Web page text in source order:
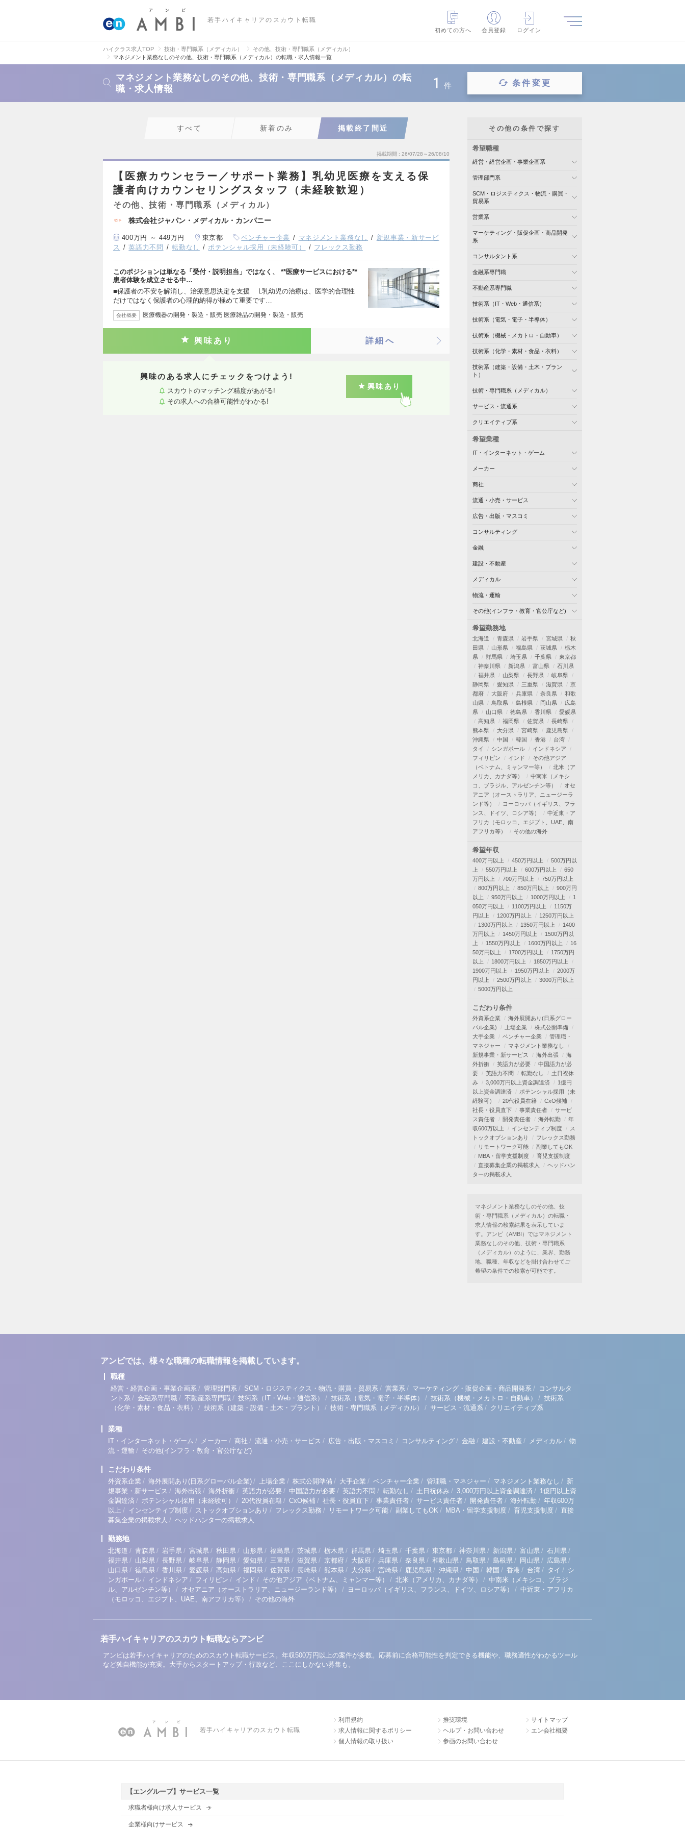
若手ハイキャリアのスカウト転職
初めての方へ
会員登録 ログイン
ハイクラス求人TOP 技術・専門職系（メディカル）
その他、技術・専門職系（メディカル）
マネジメント業務なしのその他、技術・専門職系（メディカル）の転職・求人情報一覧
マネジメント業務なしのその他、技術・専門職系（メディカル）の転
職・求人情報
1 件 条件変更
すべて 新着のみ 掲載終了間近
掲載期間 26/07/28～26/08/10
【医療カウンセラー／サポート業務】乳幼児医療を支える保
護者向けカウンセリングスタッフ（未経験歓迎）
その他、技術・専門職系（メディカル）
株式会社ジャパン・メディカル・カンパニー
400万円 ～ 449万円 東京都 ベンチャー企業 マネジメント業務なし
新規事業・新サービ
ス
英語力不問 転勤なし ポテンシャル採用（未経験可） フレックス勤務
このポジションは単なる「受付・説明担当」ではなく、 **医療サービスにおける**
患者体験を成立させる中…
■保護者の不安を解消し、治療意思決定を支援 L乳幼児の治療は、医学的合理性
だけではなく保護者の心理的納得が極めて重要です…
会社概要 医療機器の開発・製造・販売 医療雑品の開発・製造・販売
興味あり 詳細へ
興味のある求人にチェックをつけよう!
スカウトのマッチング精度があがる!
その求人への合格可能性がわかる!
興味あり
その他の条件で探す
希望職種
経営・経営企画・事業企画系
管理部門系
SCM・ロジスティクス・物流・購買・
貿易系
営業系
マーケティング・販促企画・商品開発
系
コンサルタント系
金融系専門職
不動産系専門職
技術系（IT・Web・通信系）
技術系（電気・電子・半導体）
技術系（機械・メカトロ・自動車）
技術系（化学・素材・食品・衣料）
技術系（建築・設備・土木・プラン
ト）
技術・専門職系（メディカル）
サービス・流通系
クリエイティブ系
希望業種
IT・インターネット・ゲーム
メーカー
商社
流通・小売・サービス
広告・出版・マスコミ
コンサルティング
金融
建設・不動産
メディカル
物流・運輸
その他(インフラ・教育・官公庁など)
希望勤務地
北海道 青森県 岩手県 宮城県
秋
田県
山形県 福島県 茨城県
栃木
県
群馬県 埼玉県 千葉県
東京都
神奈川県
新潟県 富山県
石川県
福井県
山梨県 長野県
岐阜県
静岡県
愛知県 三重県 滋賀県
京
都府
大阪府 兵庫県 奈良県
和歌
山県
鳥取県 島根県 岡山県
広島
県
山口県 徳島県 香川県
愛媛県
高知県
福岡県 佐賀県
長崎県
熊本県
大分県 宮崎県
鹿児島県
沖縄県
中国 韓国 香港
台湾
タイ
シンガポール
インドネシア
フィリピン
インド
その他アジア
（ベトナム、ミャンマー等）
北米（ア
メリカ、カナダ等）
中南米（メキシ
コ、ブラジル、アルゼンチン等）
オセ
アニア（オーストラリア、ニュージーラ
ンド等）
ヨーロッパ（イギリス、フラ
ンス、ドイツ、ロシア等）
中近東・ア
フリカ（モロッコ、エジプト、UAE、南
アフリカ等）
その他の海外
希望年収
400万円以上 450万円以上
500万円以
上
550万円以上 600万円以上
650
万円以上
700万円以上
750万円以上
800万円以上
850万円以上
900万円
以上
950万円以上 1000万円以上
1
050万円以上
1100万円以上
1150万
円以上
1200万円以上
1250万円以上
1300万円以上
1350万円以上
1400
万円以上
1450万円以上
1500万円以
上
1550万円以上 1600万円以上
16
50万円以上
1700万円以上
1750万円
以上
1800万円以上
1850万円以上
1900万円以上
1950万円以上
2000万
円以上
2500万円以上
3000万円以上
5000万円以上
こだわり条件
外資系企業
海外展開あり(日系グロー
バル企業)
上場企業
株式公開準備
大手企業
ベンチャー企業
管理職・
マネジャー
マネジメント業務なし
新規事業・新サービス
海外出張
海
外折衝
英語力が必要
中国語力が必
要
英語力不問 転勤なし
土日祝休
み
3,000万円以上資金調達済
1億円
以上資金調達済
ポテンシャル採用（未
経験可）
20代役員在籍
CxO候補
社長・役員直下
事業責任者
サービ
ス責任者
開発責任者 海外転勤
年
収600万以上
インセンティブ制度
ス
トックオプションあり
フレックス勤務
リモートワーク可能
副業してもOK
MBA・留学支援制度
育児支援制度
直接募集企業の掲載求人
ヘッドハン
ターの掲載求人
マネジメント業務なしのその他、技
術・専門職系（メディカル）の転職・
求人情報の検索結果を表示していま
す。アンビ（AMBI）ではマネジメント
業務なしのその他、技術・専門職系
（メディカル）のように、業界、勤務
地、職種、年収などを掛け合わせてご
希望の条件での検索が可能です。
アンビでは、様々な職種の転職情報を掲載しています。
職種
経営・経営企画・事業企画系 / 管理部門系 / SCM・ロジスティクス・物流・購買・貿易系 / 営業系 / マーケティング・販促企画・商品開発系 / コンサルタ
ント系 / 金融系専門職 / 不動産系専門職 / 技術系（IT・Web・通信系） / 技術系（電気・電子・半導体） / 技術系（機械・メカトロ・自動車） / 技術系
（化学・素材・食品・衣料）
/ 技術系（建築・設備・土木・プラント） / 技術・専門職系（メディカル） / サービス・流通系 / クリエイティブ系
業種
IT・インターネット・ゲーム / メーカー / 商社 / 流通・小売・サービス / 広告・出版・マスコミ / コンサルティング / 金融 / 建設・不動産 / メディカル / 物
流・運輸 / その他(インフラ・教育・官公庁など)
こだわり条件
外資系企業 / 海外展開あり(日系グローバル企業) / 上場企業 / 株式公開準備 / 大手企業 / ベンチャー企業 / 管理職・マネジャー / マネジメント業務なし / 新
規事業・新サービス / 海外出張 / 海外折衝 / 英語力が必要 / 中国語力が必要 / 英語力不問 / 転勤なし / 土日祝休み / 3,000万円以上資金調達済 / 1億円以上資
金調達済 / ポテンシャル採用（未経験可） / 20代役員在籍 / CxO候補 / 社長・役員直下 / 事業責任者 / サービス責任者 / 開発責任者 / 海外転勤 / 年収600万
以上 / インセンティブ制度 / ストックオプションあり / フレックス勤務 / リモートワーク可能 / 副業してもOK / MBA・留学支援制度 / 育児支援制度 / 直接
募集企業の掲載求人 / ヘッドハンターの掲載求人
勤務地
北海道 / 青森県 / 岩手県 / 宮城県 / 秋田県 / 山形県 / 福島県 / 茨城県 / 栃木県 / 群馬県 / 埼玉県 / 千葉県 / 東京都 / 神奈川県 / 新潟県 / 富山県 / 石川県 /
福井県 / 山梨県 / 長野県 / 岐阜県 / 静岡県 / 愛知県 / 三重県 / 滋賀県 / 京都府 / 大阪府 / 兵庫県 / 奈良県 / 和歌山県 / 鳥取県 / 島根県 / 岡山県 / 広島県 /
山口県 / 徳島県 / 香川県 / 愛媛県 / 高知県 / 福岡県 / 佐賀県 / 長崎県 / 熊本県 / 大分県 / 宮崎県 / 鹿児島県 / 沖縄県 / 中国 / 韓国 / 香港 / 台湾 / タイ / シ
ンガポール / インドネシア / フィリピン / インド / その他アジア（ベトナム、ミャンマー等） / 北米（アメリカ、カナダ等） / 中南米（メキシコ、ブラジ
ル、アルゼンチン等）
/ オセアニア（オーストラリア、ニュージーランド等） / ヨーロッパ（イギリス、フランス、ドイツ、ロシア等） / 中近東・アフリカ
（モロッコ、エジプト、UAE、南アフリカ等）
/ その他の海外
若手ハイキャリアのスカウト転職ならアンビ
アンビは若手ハイキャリアのためのスカウト転職サービス。年収500万円以上の案件が多数。応募前に合格可能性を判定できる機能や、職務適性がわかるツール
など独自機能が充実。大手からスタートアップ・行政など、ここにしかない募集も。
若手ハイキャリアのスカウト転職
利用規約
求人情報に関するポリシー
個人情報の取り扱い
推奨環境
ヘルプ・お問い合わせ
参画のお問い合わせ
サイトマップ
エン会社概要
【エングループ】サービス一覧
求職者様向け求人サービス
企業様向けサービス